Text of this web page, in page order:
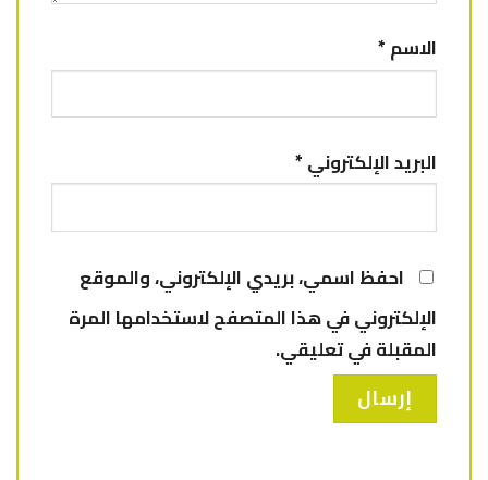
الاسم*
البريد الإلكتروني*
احفظ اسمي، بريدي الإلكتروني، والموقع
الإلكتروني في هذا المتصفح لاستخدامها المرة
المقبلة في تعليقي.